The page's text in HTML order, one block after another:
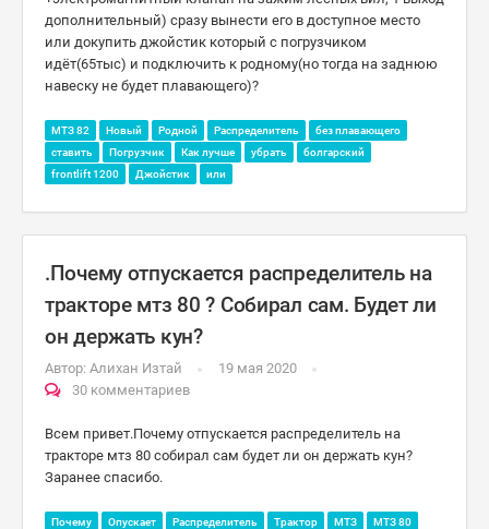
дополнительный) сразу вынести его в доступное место
или докупить джойстик который с погрузчиком
идёт(65тыс) и подключить к родному(но тогда на заднюю
навеску не будет плавающего)?
МТЗ 82 Новый Родной Распределитель
без плавающего
ставить
Погрузчик Как лучше убрать
болгарский
frontlift 1200
Джойстик или
.Почему отпускается распределитель на
тракторе мтз 80 ? Собирал сам. Будет ли
он держать кун?
Автор: Алихан Изтай
19 мая 2020
30 комментариев
Всем привет.Почему отпускается распределитель на
тракторе мтз 80 собирал сам будет ли он держать кун?
Заранее спасибо.
Почему Опускает Распределитель Трактор МТЗ
МТЗ 80